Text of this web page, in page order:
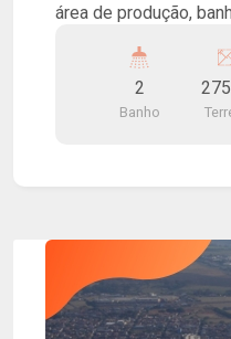
área de produção,
Avenidas Dr. Hélio
2
Banho